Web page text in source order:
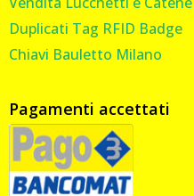
Duplicati Tag RFID Badge
Chiavi Bauletto Milano
Pagamenti accettati